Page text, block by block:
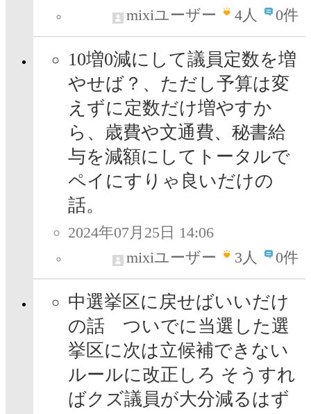
mixiユーザー
4人 0件
10増0減にして議員定数を増
やせば？、ただし予算は変
えずに定数だけ増やすか
ら、歳費や文通費、秘書給
与を減額にしてトータルで
ペイにすりゃ良いだけの
話。
2024年07月25日 14:06
mixiユーザー
3人 0件
中選挙区に戻せばいいだけ
の話 ついでに当選した選
挙区に次は立候補できない
ルールに改正しろ そうすれ
ばクズ議員が大分減るはず